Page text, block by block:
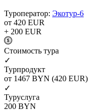
Туроператор: Экотур-6
от 420 EUR
+ 200 EUR
Cтоимость тура
✓
Турпродукт
от 1467 BYN (420 EUR)
✓
Туруслуга
200 BYN